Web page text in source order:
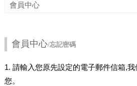
會員中心
會員中心/忘記密碼
1. 請輸入您原先設定的電子郵件信箱,
您。